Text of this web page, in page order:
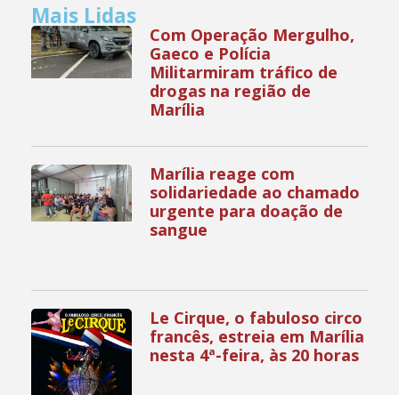
Mais Lidas
Com Operação Mergulho,
Gaeco e Polícia
Militarmiram tráfico de
drogas na região de
Marília
Marília reage com
solidariedade ao chamado
urgente para doação de
sangue
Le Cirque, o fabuloso circo
francês, estreia em Marília
nesta 4ª-feira, às 20 horas